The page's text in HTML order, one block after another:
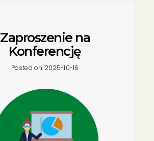
Zaproszenie na
Konferencję
Posted on 2025-10-16